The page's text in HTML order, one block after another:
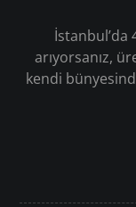
İstanbul’da
arıyorsanız,
kendi